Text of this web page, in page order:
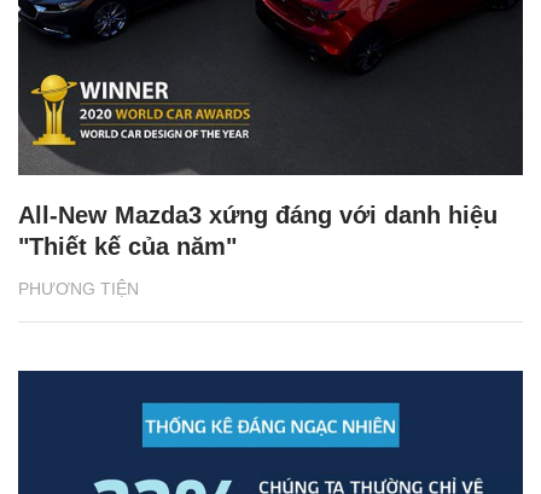
PHƯƠNG TIỆN
All-New Mazda3 xứng đáng với danh hiệu
"Thiết kế của năm"